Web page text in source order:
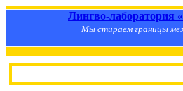
Лингво-лаборатория
Мы стираем границы